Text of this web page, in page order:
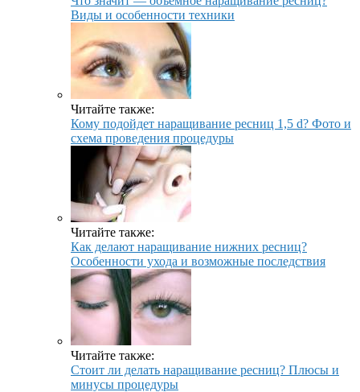
Виды и особенности техники
Читайте также:
Кому подойдет наращивание ресниц 1,5 d? Фото и
схема проведения процедуры
Читайте также:
Как делают наращивание нижних ресниц?
Особенности ухода и возможные последствия
Читайте также:
Стоит ли делать наращивание ресниц? Плюсы и
минусы процедуры